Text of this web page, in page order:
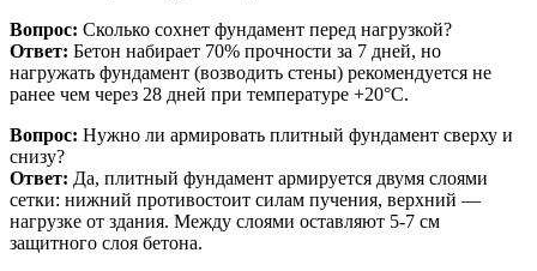
Вопрос: Сколько сохнет фундамент перед нагрузкой?
Ответ: Бетон набирает 70% прочности за 7 дней, но
нагружать фундамент (возводить стены) рекомендуется не
ранее чем через 28 дней при температуре +20°C.
Вопрос: Нужно ли армировать плитный фундамент сверху и
снизу?
Ответ: Да, плитный фундамент армируется двумя слоями
сетки: нижний противостоит силам пучения, верхний —
нагрузке от здания. Между слоями оставляют 5-7 см
защитного слоя бетона.